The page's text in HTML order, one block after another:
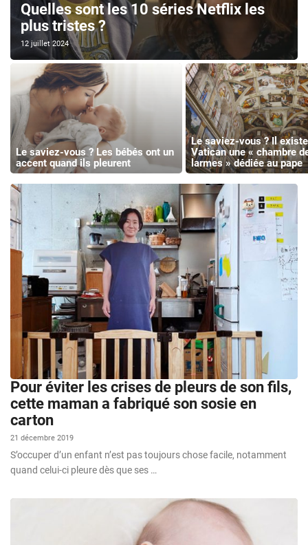
Quelles sont les 10 séries Netflix les
plus tristes ?
12 juillet 2024
Le saviez-vous ? Les bébés ont un
accent quand ils pleurent
Le saviez-vous ? Il
Vatican une « chambre
larmes » dédiée au pape
Pour éviter les crises de pleurs de son fils,
cette maman a fabriqué son sosie en
carton
21 décembre 2019
S’occuper d’un enfant n’est pas toujours chose facile, notamment
quand celui-ci pleure dès que ses …